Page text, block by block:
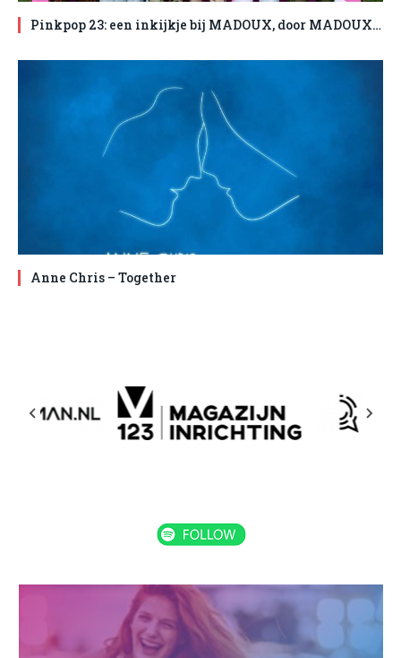
Pinkpop 23: een inkijkje bij MADOUX, door MADOUX…
Anne Chris – Together